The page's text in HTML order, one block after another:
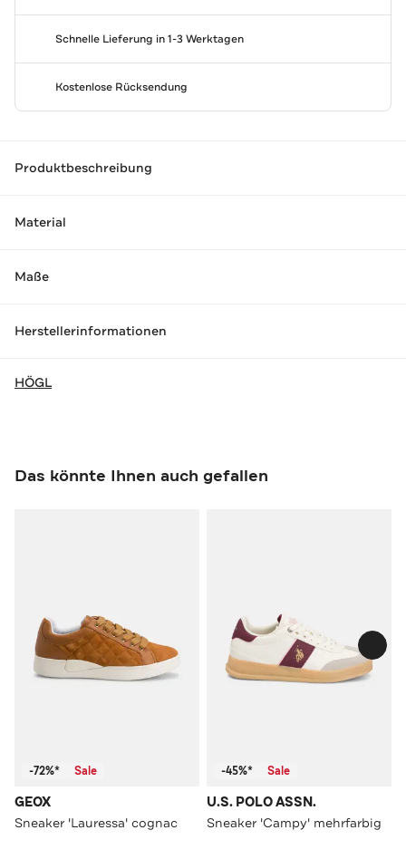
Schnelle Lieferung in 1-3 Werktagen
Kostenlose Rücksendung
Produktbeschreibung
Material
Maße
Herstellerinformationen
HÖGL
Das könnte Ihnen auch gefallen
-72%* Sale
GEOX
Sneaker 'Lauressa' cognac
-45%* Sale
U.S. POLO ASSN.
Sneaker 'Campy' mehrfarbig